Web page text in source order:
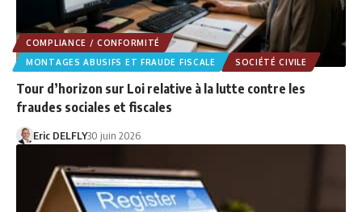
COMPLIANCE / CONFORMITÉ
MONTAGES ABUSIFS ET FRAUDE FISCALE
SOCIÉTÉ CIVILE
Tour d’horizon sur Loi relative à la lutte contre les
fraudes sociales et fiscales
Eric DELFLY30 juin 2026